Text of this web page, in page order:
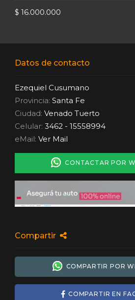
$ 16.000.000
Datos de contacto
Ezequiel Cusumano
Provincia: Santa Fe
Ciudad: Venado Tuerto
Celular: 3462 - 15558994
eMail: Ver Mail
CONTACTAR POR
Compartir
COMPARTIR POR
COMPARTIR EN